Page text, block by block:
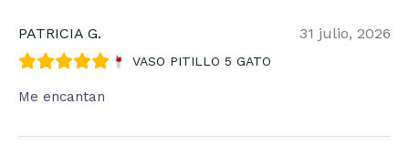
PATRICIA G. 31 julio, 2026
VASO PITILLO 5 GATO
Me encantan